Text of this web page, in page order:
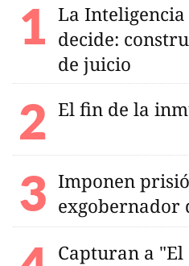
La
decide:
de juicio
El fin de la
Imponen
exgobernador
Capturan a "El